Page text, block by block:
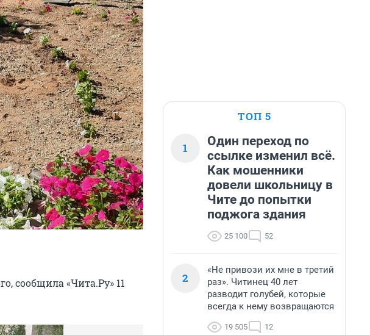
сообщила «Чита.Ру» 11
ТОП 5
1
Один переход по
ссылке изменил всё.
Как мошенники
довели школьницу в
Чите до попытки
поджога здания
25 100 52
2
«Не привози их мне в третий
раз». Читинец 40 лет
разводит голубей, которые
всегда к нему возвращаются
19 505 12